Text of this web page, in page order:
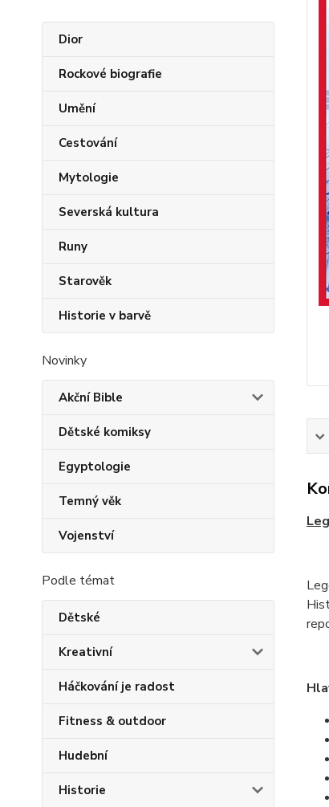
Dior
Rockové biografie
Umění
Cestování
Mytologie
Severská kultura
Runy
Starověk
Historie v barvě
Novinky
Akční Bible
Dětské komiksy
Egyptologie
Temný věk
Vojenství
Podle témat
Dětské
Kreativní
Háčkování je radost
Fitness & outdoor
Hudební
Historie